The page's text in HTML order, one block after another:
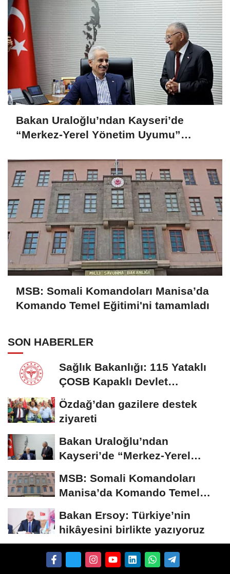
Bakan Uraloğlu’ndan Kayseri’de
“Merkez-Yerel Yönetim Uyumu”
MSB: Somali Komandoları Manisa’da
Komando Temel Eğitimi'ni tamamladı
SON HABERLER
Sağlık Bakanlığı: 115 Yataklı
ÇOSB Kapaklı Devlet
Hastanesi hizmete...
Özdağ’dan gazilere destek
ziyareti
Bakan Uraloğlu’ndan
Kayseri’de “Merkez-Yerel
MSB: Somali Komandoları
Manisa’da Komando Temel
Bakan Ersoy: Türkiye’nin
hikâyesini birlikte yazıyoruz